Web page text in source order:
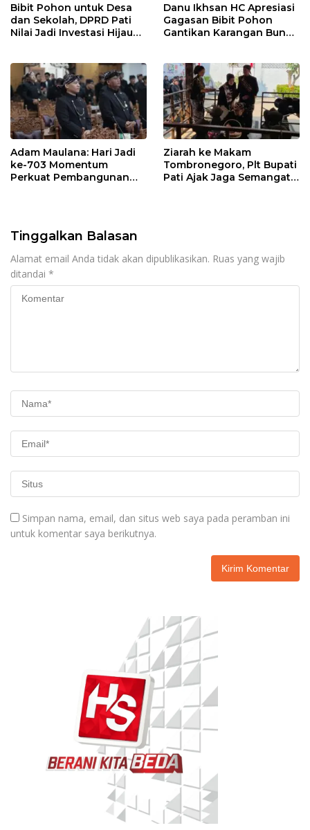
Bibit Pohon untuk Desa
dan Sekolah, DPRD Pati
Nilai Jadi Investasi Hijau
Danu Ikhsan HC Apresiasi
Gagasan Bibit Pohon
Gantikan Karangan Bunga
Adam Maulana: Hari Jadi
ke-703 Momentum
Perkuat Pembangunan
Ziarah ke Makam
Tombronegoro, Plt Bupati
Pati Ajak Jaga Semangat
Tinggalkan Balasan
Alamat email Anda tidak akan dipublikasikan. Ruas yang wajib
ditandai *
Simpan nama, email, dan situs web saya pada peramban ini
untuk komentar saya berikutnya.